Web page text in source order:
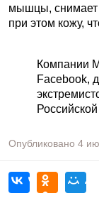
мышцы, снимает
при этом кожу,
Компании
Facebook,
Опубликовано 4